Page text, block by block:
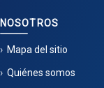
NOSOTROS
Mapa del sitio
Quiénes somos